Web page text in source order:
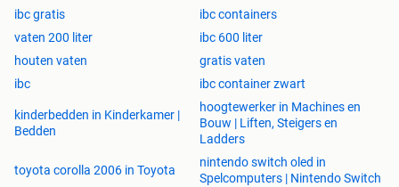
ibc gratis
ibc containers
vaten 200 liter
ibc 600 liter
houten vaten
gratis vaten
ibc
ibc container zwart
kinderbedden in Kinderkamer |
Bedden
hoogtewerker in Machines en
Bouw | Liften, Steigers en
Ladders
toyota corolla 2006 in Toyota
nintendo switch oled in
Spelcomputers | Nintendo Switch